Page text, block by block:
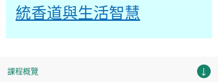
統香道與生活智慧
課程概覽